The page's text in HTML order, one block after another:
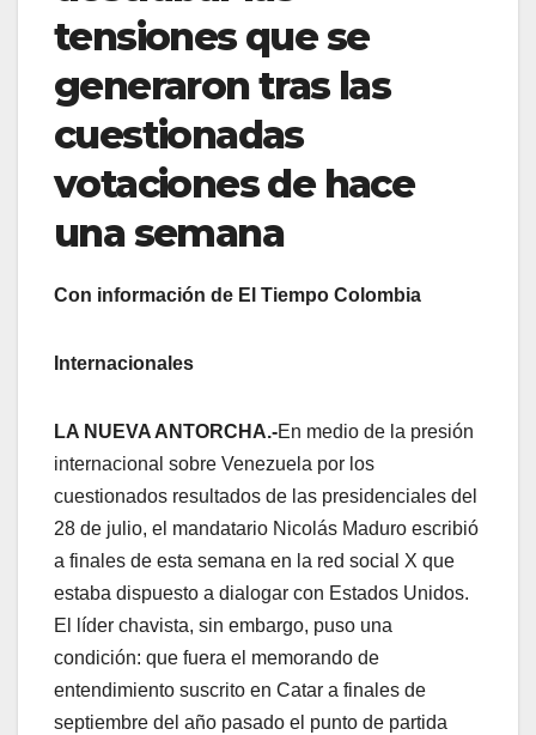
tensiones que se
generaron tras las
cuestionadas
votaciones de hace
una semana
Con información de El Tiempo Colombia
Internacionales
LA NUEVA ANTORCHA.-En medio de la presión
internacional sobre Venezuela por los
cuestionados resultados de las presidenciales del
28 de julio, el mandatario Nicolás Maduro escribió
a finales de esta semana en la red social X que
estaba dispuesto a dialogar con Estados Unidos.
El líder chavista, sin embargo, puso una
condición: que fuera el memorando de
entendimiento suscrito en Catar a finales de
septiembre del año pasado el punto de partida